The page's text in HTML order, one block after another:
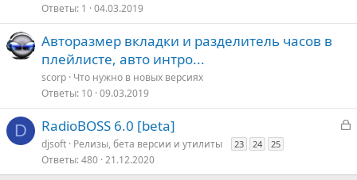
Ответы 1 04.03.2019
Авторазмер вкладки и разделитель часов в
плейлисте, авто интро...
scorp Что нужно в новых версияx
Ответы 10 09.03.2019
D
З
р
RadioBOSS 6.0 [beta]
djsoft Релизы, бета версии и утилиты 23 24 25
Ответы 480 21.12.2020